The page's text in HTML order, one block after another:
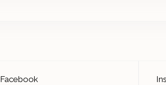
Facebook